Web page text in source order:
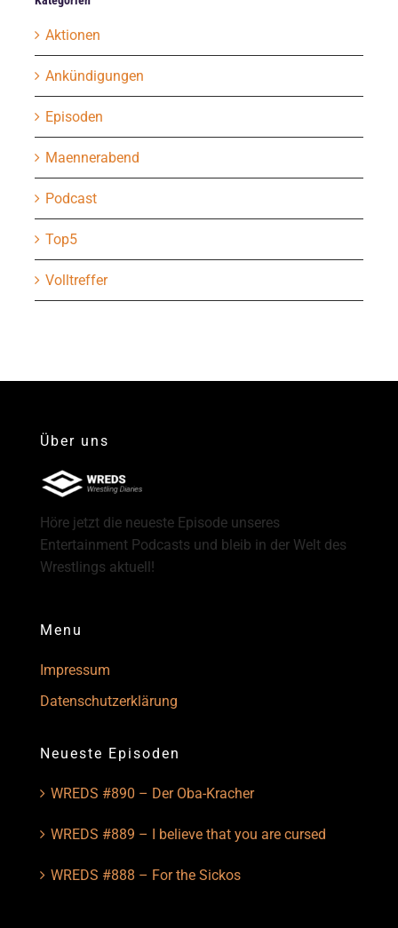
Aktionen
Ankündigungen
Episoden
Maennerabend
Podcast
Top5
Volltreffer
Über uns
Höre jetzt die neueste Episode unseres
Entertainment Podcasts und bleib in der Welt des
Wrestlings aktuell!
Menu
Impressum
Datenschutzerklärung
Neueste Episoden
WREDS #890 – Der Oba-Kracher
WREDS #889 – I believe that you are cursed
WREDS #888 – For the Sickos